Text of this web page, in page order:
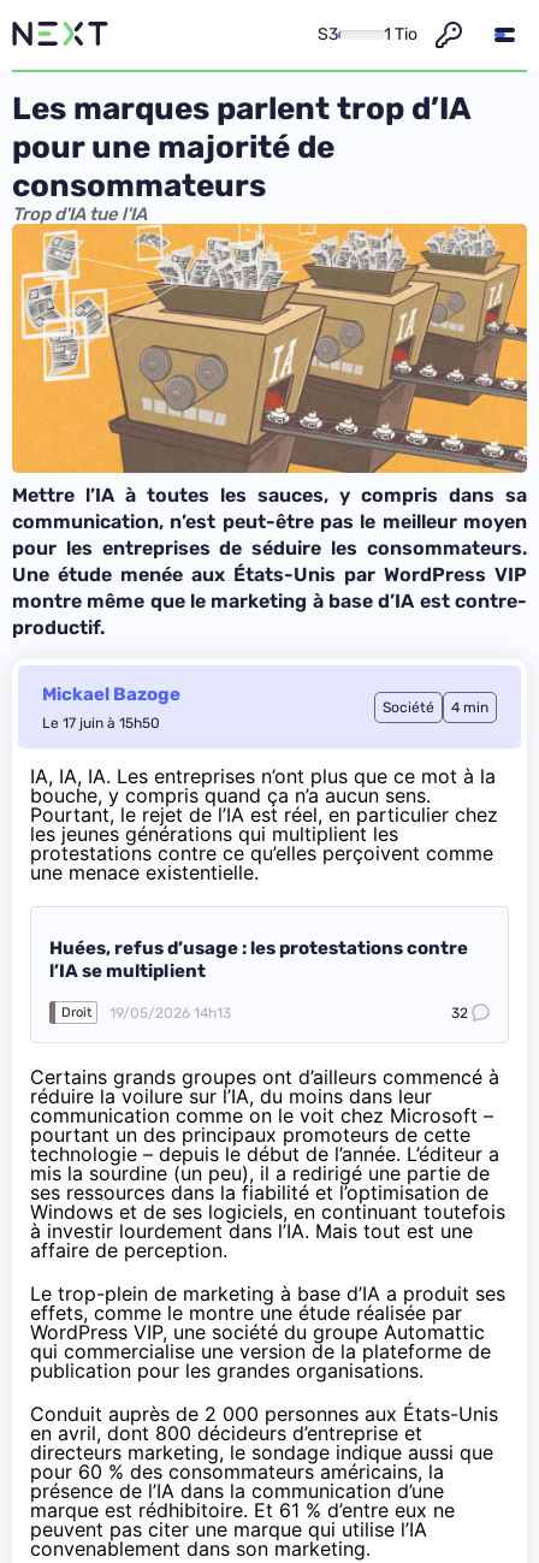
S3 1 Tio
Les marques parlent trop d’IA
pour une majorité de
consommateurs
Trop d'IA tue l'IA
Mettre l’IA à toutes les sauces, y compris dans sa
communication, n’est peut-être pas le meilleur moyen
pour les entreprises de séduire les consommateurs.
Une étude menée aux États-Unis par WordPress VIP
montre même que le marketing à base d’IA est contre-
productif.
Mickael Bazoge
Le 17 juin à 15h50
Société 4 min
IA, IA, IA. Les entreprises n’ont plus que ce mot à la
bouche, y compris quand ça n’a aucun sens.
Pourtant, le rejet de l’IA est réel, en particulier chez
les jeunes générations qui multiplient les
protestations contre ce qu’elles perçoivent comme
une menace existentielle.
Huées, refus d’usage : les protestations contre
l’IA se multiplient
Droit 19/05/2026 14h13 32
Certains grands groupes ont d’ailleurs commencé à
réduire la voilure sur l’IA, du moins dans leur
communication comme on le voit chez Microsoft –
pourtant un des principaux promoteurs de cette
technologie – depuis le début de l’année. L’éditeur a
mis la sourdine (un peu), il a redirigé une partie de
ses ressources dans la fiabilité et l’optimisation de
Windows et de ses logiciels, en continuant toutefois
à investir lourdement dans l’IA. Mais tout est une
affaire de perception.
Le trop-plein de marketing à base d’IA a produit ses
effets, comme le montre une étude réalisée par
WordPress VIP, une société du groupe Automattic
qui commercialise une version de la plateforme de
publication pour les grandes organisations.
Conduit auprès de 2 000 personnes aux États-Unis
en avril, dont 800 décideurs d’entreprise et
directeurs marketing, le sondage indique aussi que
pour 60 % des consommateurs américains, la
présence de l’IA dans la communication d’une
marque est rédhibitoire. Et 61 % d’entre eux ne
peuvent pas citer une marque qui utilise l’IA
convenablement dans son marketing.